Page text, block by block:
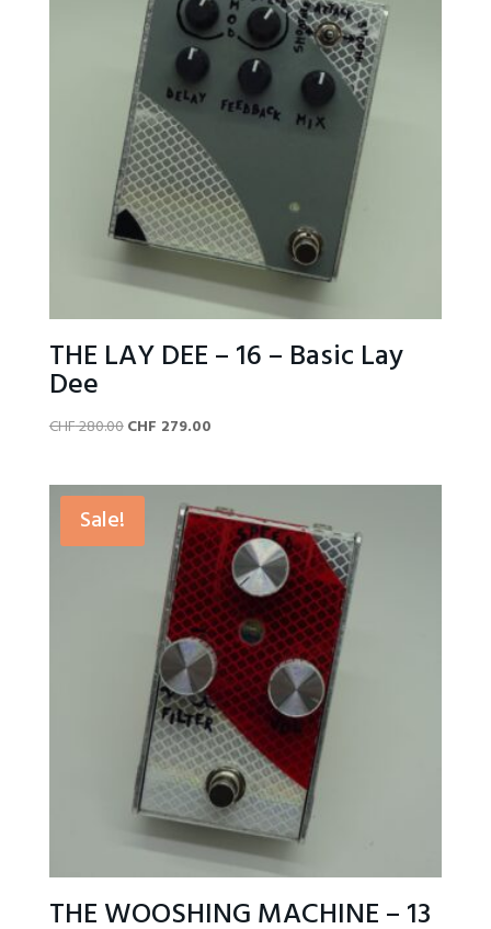
THE LAY DEE – 16 – Basic Lay
Dee
CHF280.00Original
CHF 280.00.
CHF 279.00Current
CHF 279.00.
Sale!
THE WOOSHING MACHINE – 13